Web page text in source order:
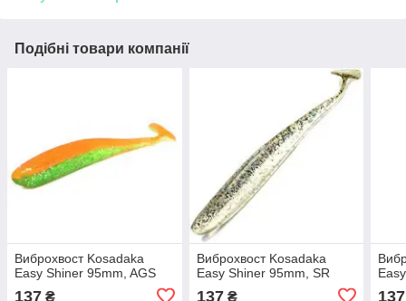
Подібні товари компанії
Виброхвост Kosadaka
Easy Shiner 95mm, AGS
137 ₴
Виброхвост Kosadaka
Easy Shiner 95mm, SR
137₴ 137